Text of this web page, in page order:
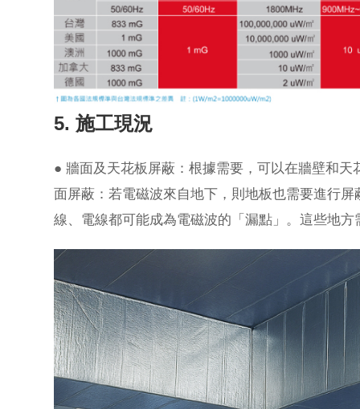
5. 施工現況
● 牆面及天花板屏蔽：根據需要，可以在牆壁和
面屏蔽：若電磁波來自地下，則地板也需要進行
線、電線都可能成為電磁波的「漏點」。這些地